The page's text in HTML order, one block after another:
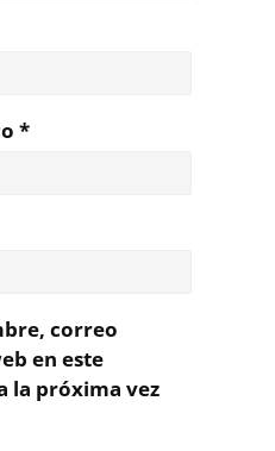
*
correo
en este
la próxima vez